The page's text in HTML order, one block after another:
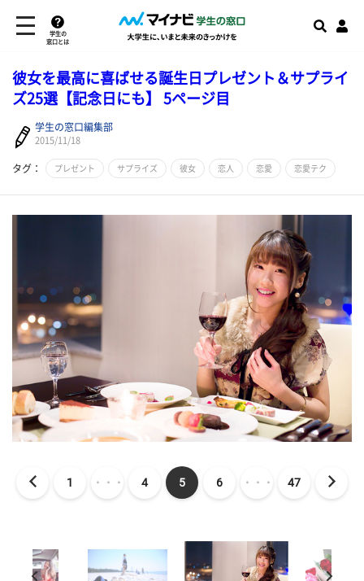
学生の
窓口とは
彼女を最高に喜ばせる誕生日プレゼント＆サプライ
ズ25選【記念日にも】 5ページ目
学生の窓口編集部
2015/11/18
タグ： プレゼント サプライズ 彼女 恋人 恋愛 恋愛テク
1 ・・・ 4 5 6 ・・・ 47